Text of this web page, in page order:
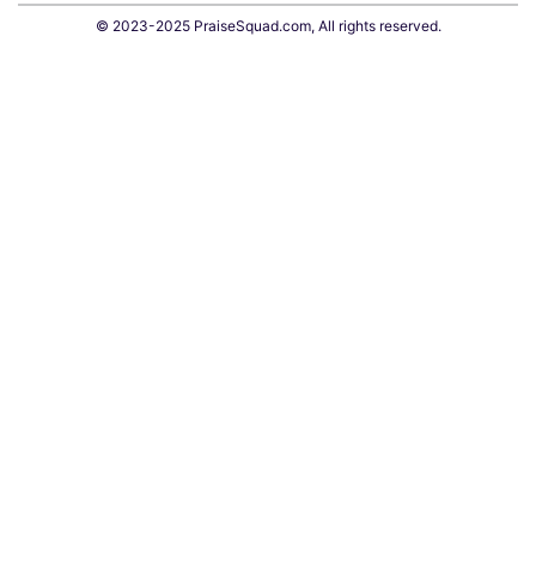
© 2023-2025 PraiseSquad.com, All rights reserved.